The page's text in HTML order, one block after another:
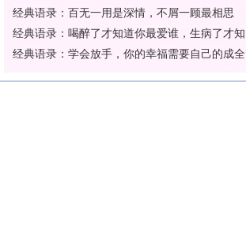
经典语录：百无一用是深情，不屑一顾最相思
经典语录：喝醉了才知道你最爱谁，生病了才知
经典语录：学会放手，你的幸福需要自己的成全